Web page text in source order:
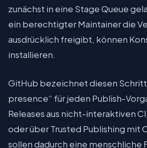
zunächst in eine Stage Queue
ein berechtigter Maintainer die
ausdrücklich freigibt, können
installieren.
GitHub bezeichnet diesen
presence“ für jeden Publish-
Releases aus nicht-interaktiven
oder über Trusted Publishing mit
sollen dadurch eine menschliche